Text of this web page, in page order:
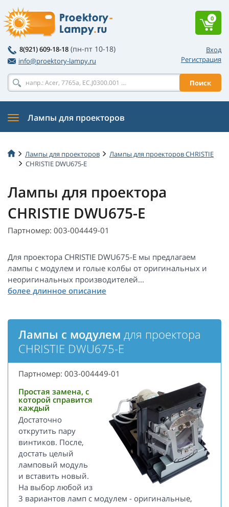
Вход
Регистрация
8(921) 609-18-18 (пн-пт 10-18)
info@proektory-lampy.ru
Поиск
0
Лампы для проекторов
Лампы для проекторов
Лампы для проекторов CHRISTIE
CHRISTIE DWU675-E
Лампы для проектора
CHRISTIE DWU675-E
Партномер: 003-004449-01
Для проектора CHRISTIE DWU675-E мы предлагаем
лампы с модулем и голые колбы от оригинальных и
неоригинальных производителей...
Лампы с модулем для проектора
CHRISTIE DWU675-E
Партномер: 003-004449-01
Простая замена, с
которой справится
каждый
Достаточно
открутить пару
винтиков. После,
достать целый
ламповый модуль
и вставить новый.
На выбор любой из
3 вариантов ламп с модулем - оригинальные,